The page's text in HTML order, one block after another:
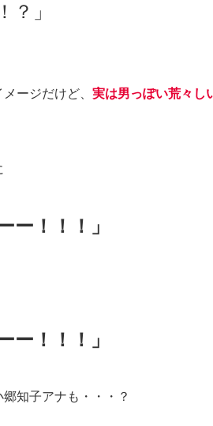
？」
ージだけど、 実は男っぽい荒々し
ー！！！」
ー！！！」
知子アナも・・・？